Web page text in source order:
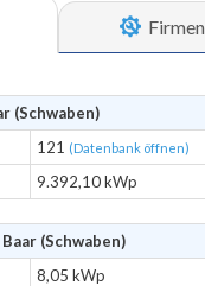
Firmen
(Schwaben)
121 (Datenbank öffnen)
9.392,10 kWp
(Schwaben)
8,05 kWp